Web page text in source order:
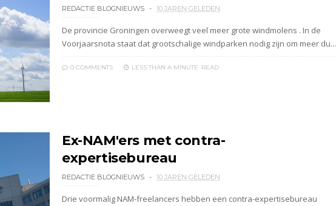
REDACTIE BLOGNIEUWS 10 JAREN GELEDEN
De provincie Groningen overweegt veel meer grote windmolens . In de
Voorjaarsnota staat dat grootschalige windparken nodig zijn om meer du...
0 COMMENTS LESS THAN A MINUTE READ
Ex-NAM'ers met contra-
expertisebureau
REDACTIE BLOGNIEUWS 10 JAREN GELEDEN
Drie voormalig NAM-freelancers hebben een contra-expertisebureau